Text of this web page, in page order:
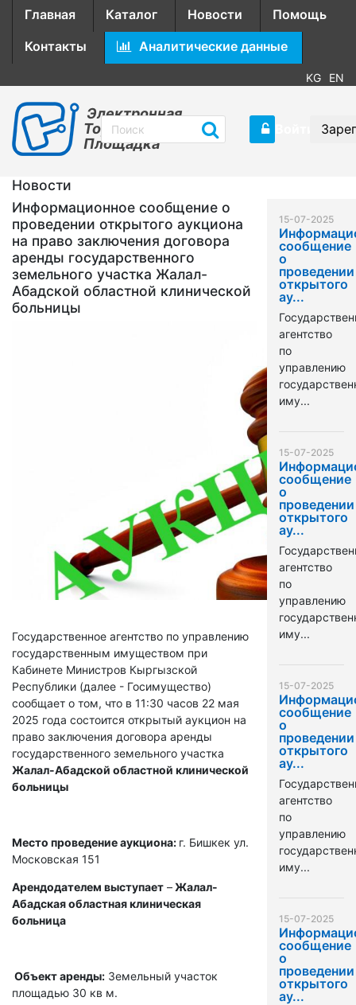
Главная Каталог Новости
Помощь
Контакты
Аналитические данные
KG EN
Электронная
Торговая
Площадка
Новости
Информационное сообщение о
проведении открытого аукциона
на право заключения договора
аренды государственного
земельного участка Жалал-
Абадской областной клинической
больницы
Государственное агентство по управлению
государственным имуществом при
Кабинете Министров Кыргызской
Республики (далее - Госимущество)
сообщает о том, что в 11:30 часов 22 мая
2025 года состоится открытый аукцион на
право заключения договора аренды
государственного земельного участка
Жалал-Абадской областной клинической
больницы
Место проведение аукциона: г. Бишкек ул.
Московская 151
Арендодателем выступает – Жалал-
Абадская областная клиническая
больница
Объект аренды: Земельный участок
площадью 30 кв м.
15-07-2025
сообщение
о
проведении
открытого
ау...
агентство
по
управлению
иму...
15-07-2025
сообщение
о
проведении
открытого
ау...
агентство
по
управлению
иму...
15-07-2025
сообщение
о
проведении
открытого
ау...
агентство
по
управлению
иму...
15-07-2025
сообщение
о
проведении
открытого
ау...